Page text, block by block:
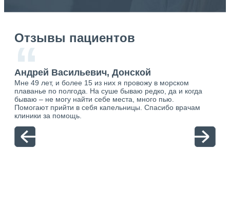
Отзывы пациентов
“
Андрей Васильевич, Донской
Мне 49 лет, и более 15 из них я провожу в морском
плаванье по полгода. На суше бываю редко, да и когда
бываю – не могу найти себе места, много пью.
Помогают прийти в себя капельницы. Спасибо врачам
клиники за помощь.